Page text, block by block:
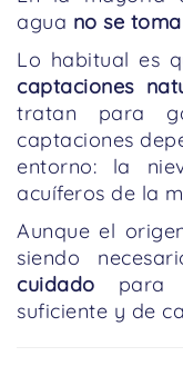
agua no se
Lo habitual es
captaciones
tratan para
captaciones
entorno: la
acuíferos de la
Aunque el
siendo
cuidado para
suficiente y de